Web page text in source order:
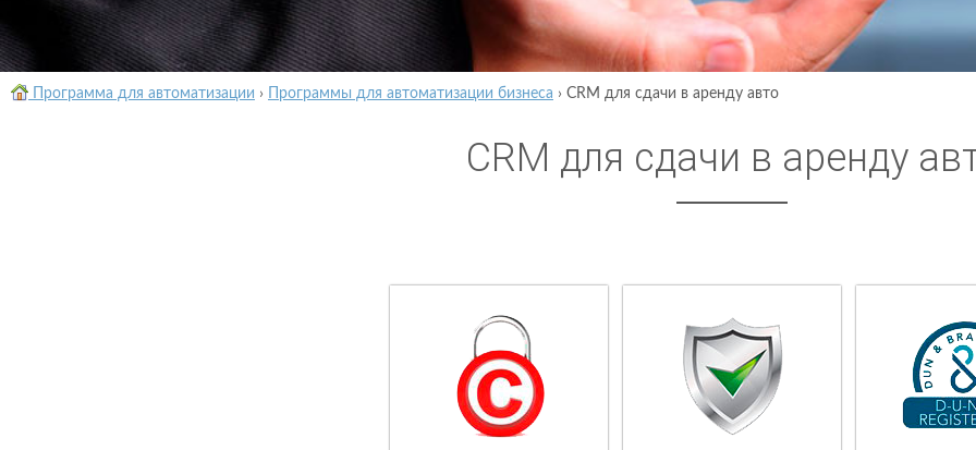
Программа для автоматизации › Программы для автоматизации бизнеса › CRM для сдачи в аренду авто
CRM для сдачи в аренду